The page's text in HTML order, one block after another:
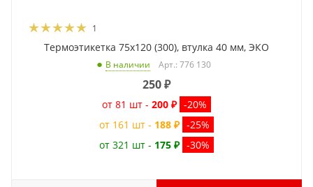
1
Термоэтикетка 75x120 (300), втулка 40 мм, ЭКО
В наличии Арт.: 776 130
250₽
от 81 шт - 200 ₽ -20%
от 161 шт - 188 ₽ -25%
от 321 шт - 175 ₽ -30%